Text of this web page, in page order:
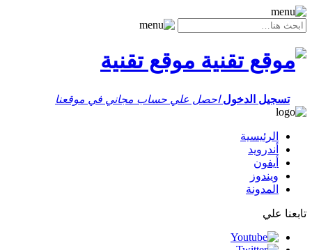
موقع تقنية
تسجيل الدخول احصل علي حساب مجاني في موقعنا
الرئيسية
أندرويد
أيفون
ويندوز
المدونة
تابعنا علي